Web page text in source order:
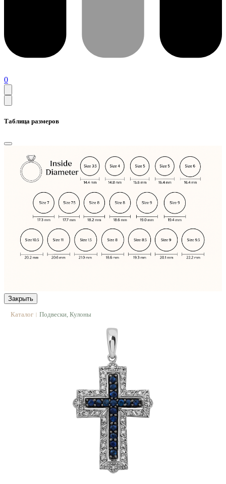
0
Таблица размеров
Закрыть
Каталог | Подвески, Кулоны